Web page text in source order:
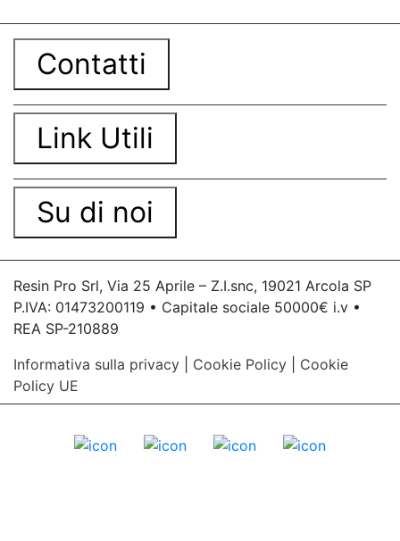
Contatti
Link Utili
Su di noi
Resin Pro Srl, Via 25 Aprile – Z.I.snc, 19021 Arcola SP
P.IVA: 01473200119 • Capitale sociale 50000€ i.v •
REA SP-210889
Informativa sulla privacy
Cookie Policy
Cookie
Policy UE